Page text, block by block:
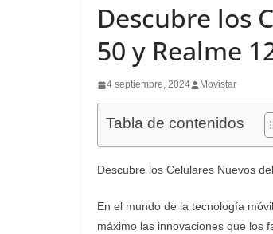
Descubre los
50 y Realme
4 septiembre, 2024 Movistar
Tabla de contenidos
Descubre los Celulares Nuevos
En el mundo de la tecnología
máximo las innovaciones que los